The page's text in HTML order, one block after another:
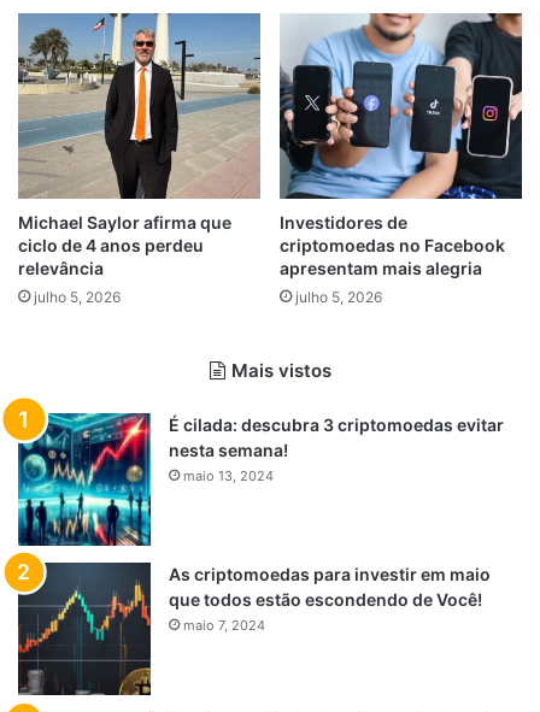
Michael Saylor afirma que
ciclo de 4 anos perdeu
relevância
julho 5, 2026
Investidores de
criptomoedas no Facebook
apresentam mais alegria
julho 5, 2026
Mais vistos
É cilada: descubra 3 criptomoedas evitar
nesta semana!
maio 13, 2024
As criptomoedas para investir em maio
que todos estão escondendo de Você!
maio 7, 2024